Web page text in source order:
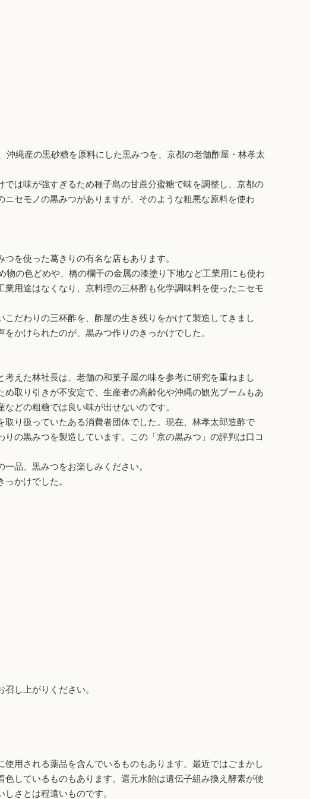
縄産の黒砂糖を原料にした黒みつを、京都の老舗酢屋・林孝太
は味が強すぎるため種子島の甘蔗分蜜糖で味を調整し、京都の
セモノの黒みつがありますが、そのような粗悪な原料を使わ
を使った葛きりの有名な店もあります。
の色どめや、橋の欄干の金属の漆塗り下地など工業用にも使わ
用途はなくなり、京料理の三杯酢も化学調味料を使ったニセモ
だわりの三杯酢を、酢屋の生き残りをかけて製造してきまし
かけられたのが、黒みつ作りのきっかけでした。
えた林社長は、老舗の和菓子屋の味を参考に研究を重ねまし
取り引きが不安定で、生産者の高齢化や沖縄の観光ブームもあ
どの粗糖では良い味が出せないのです。
り扱っていたある消費者団体でした。現在、林孝太郎造酢で
の黒みつを製造しています。この「京の黒みつ」の評判は口コ
品、黒みつをお楽しみください。
かけでした。
し上がりください。
用される薬品を含んでいるものもあります。最近ではごまかし
しているものもあります。還元水飴は遺伝子組み換え酵素が使
さとは程遠いものです。